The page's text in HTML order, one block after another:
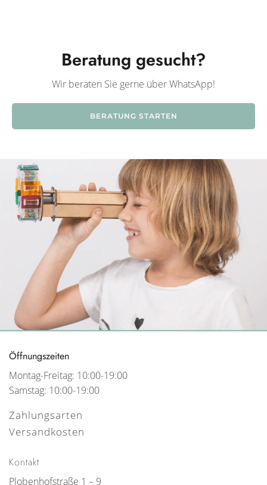
Beratung gesucht?
Wir beraten Sie gerne über WhatsApp!
BERATUNG STARTEN
Öffnungszeiten
Montag-Freitag: 10:00-19:00
Samstag: 10:00-19:00
Zahlungsarten
Versandkosten
Kontakt
Plobenhofstraße 1 – 9